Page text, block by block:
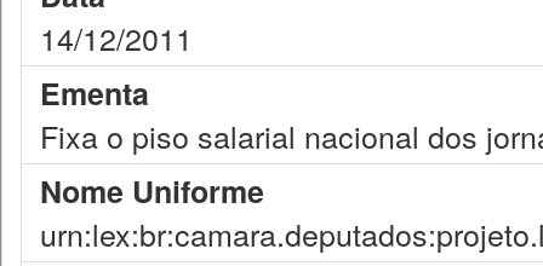
14/12/2011
Ementa
Fixa o piso salarial nacional dos
Nome Uniforme